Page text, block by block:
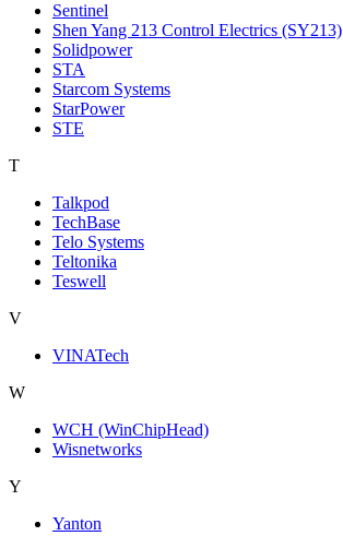
Sentinel
Shen Yang 213 Control Electrics (SY213)
Solidpower
STA
Starcom Systems
StarPower
STE
T
Talkpod
TechBase
Telo Systems
Teltonika
Teswell
V
VINATech
W
WCH (WinChipHead)
Wisnetworks
Y
Yanton